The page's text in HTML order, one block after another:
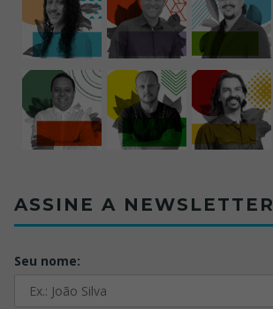
ASSINE A NEWSLETTER
Seu nome: